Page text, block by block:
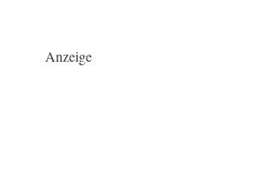
Anzeige